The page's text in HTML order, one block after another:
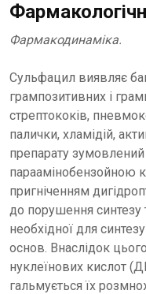
Фармакодинаміка.
Сульфацил виявляє
грампозитивних і
стрептококів,
палички, хламідій,
препарату
параамінобензойною
пригніченням
до порушення синтезу
необхідної для
основ. Внаслідок
нуклеїнових кислот
гальмується їх